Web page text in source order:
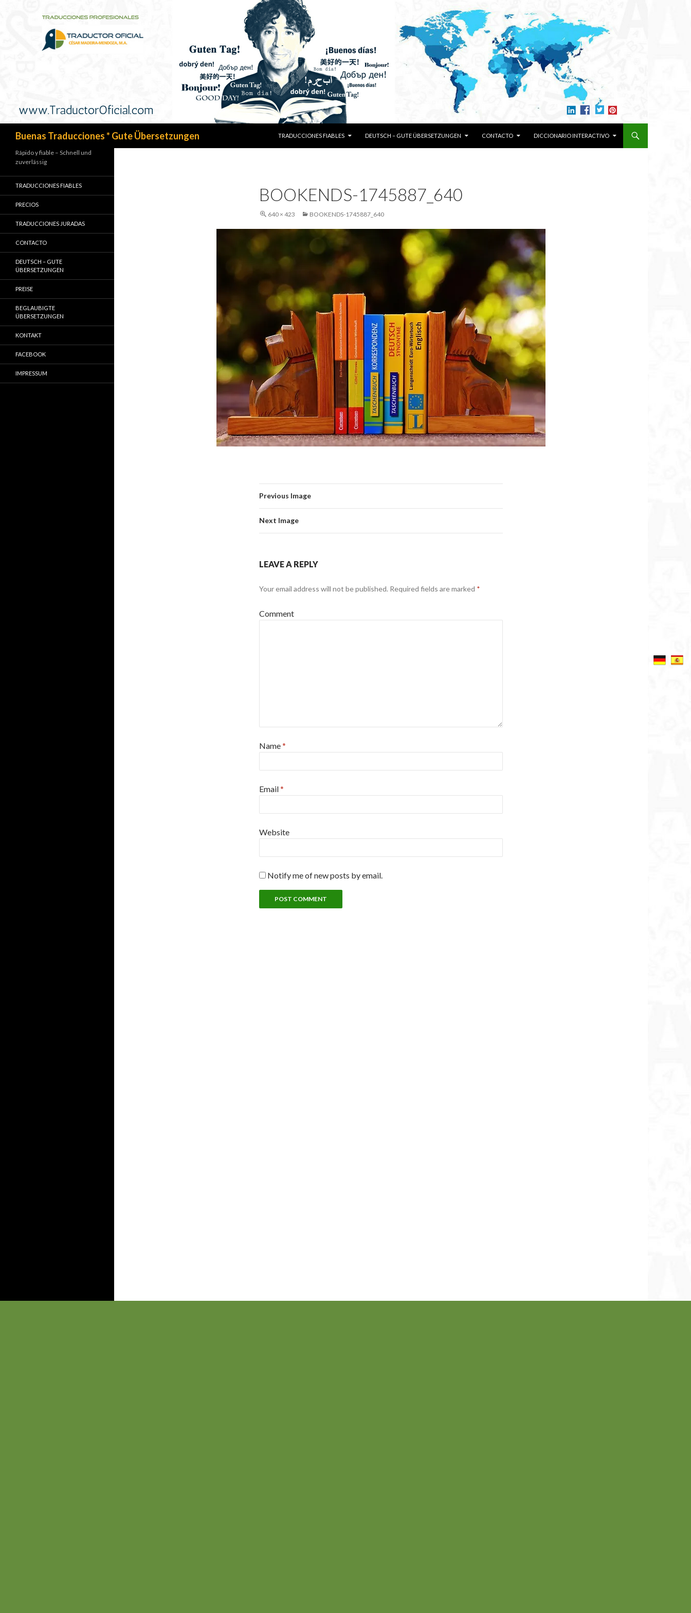
Buenas Traducciones * Gute Übersetzungen
TRADUCCIONES FIABLES
DEUTSCH – GUTE ÜBERSETZUNGEN CONTACTO DICCIONARIO INTERACTIVO
BOOKENDS-1745887_640
640 × 423 BOOKENDS-1745887_640
Previous Image
Next Image
LEAVE A REPLY
Your email address will not be published. Required fields are marked *
Comment
Name*
Email*
Website
Notify me of new posts by email.
Rápido y fiable – Schnell und
zuverlässig
TRADUCCIONES FIABLES
PRECIOS
TRADUCCIONES JURADAS
CONTACTO
DEUTSCH – GUTE
ÜBERSETZUNGEN
PREISE
BEGLAUBIGTE
ÜBERSETZUNGEN
KONTAKT
FACEBOOK
IMPRESSUM